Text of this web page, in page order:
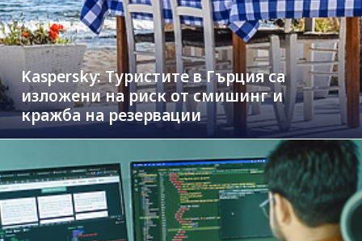
Kaspersky: Туристите в Гърция са
изложени на риск от смишинг и
кражба на резервации